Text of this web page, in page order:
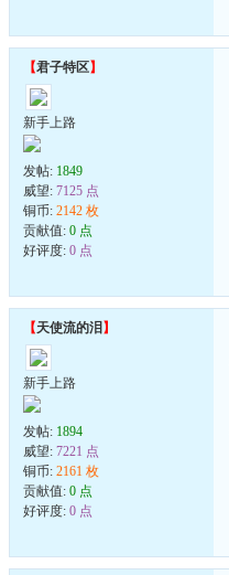
【君子特区】
新手上路
发帖: 1849
威望: 7125 点
铜币: 2142 枚
贡献值: 0 点
好评度: 0 点
【天使流的泪 】
新手上路
发帖: 1894
威望: 7221 点
铜币: 2161 枚
贡献值: 0 点
好评度: 0 点